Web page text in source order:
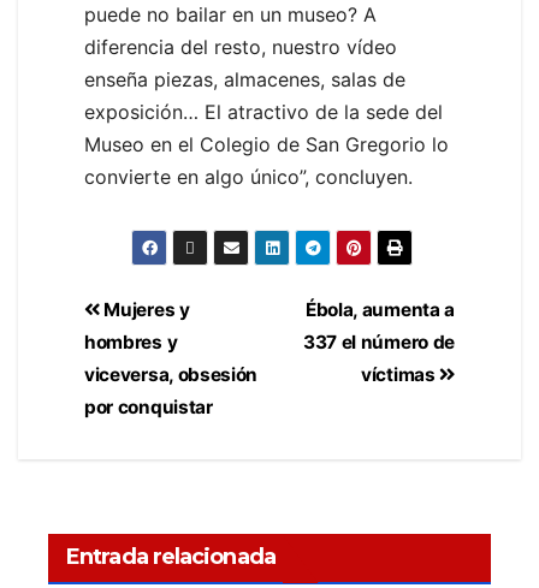
puede no bailar en un museo? A
diferencia del resto, nuestro vídeo
enseña piezas, almacenes, salas de
exposición… El atractivo de la sede del
Museo en el Colegio de San Gregorio lo
convierte en algo único”, concluyen.
Ébola, aumenta a
337 el número de
víctimas
Mujeres y
hombres y
viceversa, obsesión
por conquistar
Entrada relacionada